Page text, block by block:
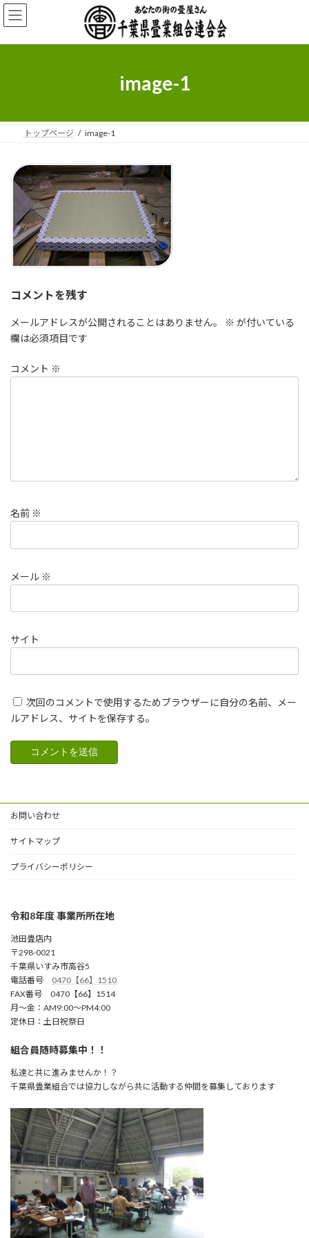
コ
ン
ン
ナ
ビ
ー
image-1
トップページ image-1
コメントを残す
メールアドレスが公開されることはありません。 ※ が付いている
欄は必須項目です
コメント ※
名前 ※
メール ※
サイト
次回のコメントで使用するためブラウザーに自分の名前、メー
ルアドレス、サイトを保存する。
お問い合わせ
サイトマップ
プライバシーポリシー
令和8年度 事業所所在地
池田畳店内
〒298-0021
千葉県いすみ市高谷5
電話番号 0470【66】1510
FAX番号 0470【66】1514
月～金：AM9:00～PM4:00
定休日：土日祝祭日
組合員随時募集中！！
私達と共に進みませんか！？
千葉県畳業組合では協力しながら共に活動する仲間を募集しております